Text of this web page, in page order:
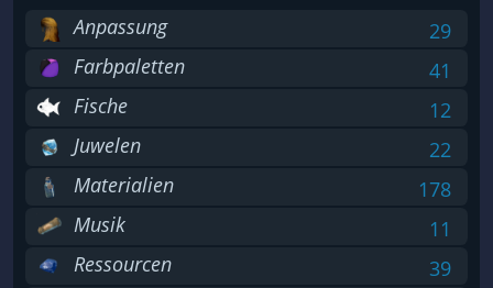
Anpassung
29
Farbpaletten
41
Fische
12
Juwelen
22
Materialien
178
Musik
11
Ressourcen
39